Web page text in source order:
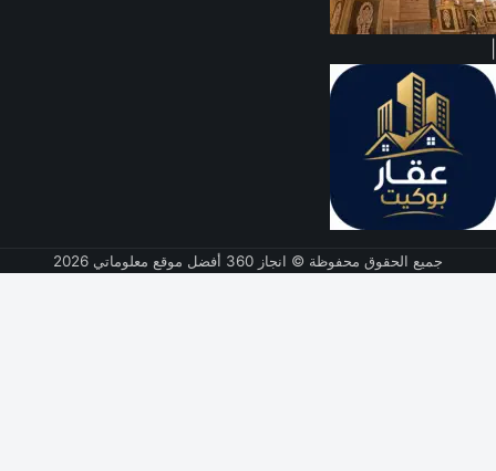
جميع الحقوق محفوظة © انجاز 360 أفضل موقع معلوماتي 2026